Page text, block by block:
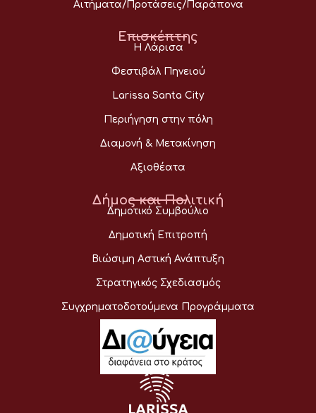
Αιτήματα/Προτάσεις/Παράπονα
Επισκέπτης
Η Λάρισα
Φεστιβάλ Πηνειού
Larissa Santa City
Περιήγηση στην πόλη
Διαμονή & Μετακίνηση
Αξιοθέατα
Δήμος και Πολιτική
Δημοτικό Συμβούλιο
Δημοτική Επιτροπή
Βιώσιμη Αστική Ανάπτυξη
Στρατηγικός Σχεδιασμός
Συγχρηματοδοτούμενα Προγράμματα